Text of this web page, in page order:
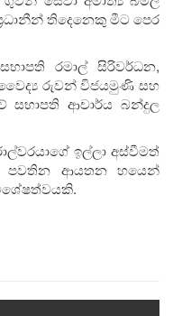
තිදෙනෙකු මීට පෙර
රමාල් සිරිවර්ධන,
වෛද්‍ය රුවන් විජයමුණි සහ
සභාපති ආචාර්ය බන්දුල
ඉල්ලා අස්වීමත්
පවතින ආයතන හයෙන්